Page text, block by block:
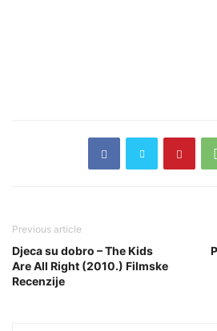
Previous article
Djeca su dobro – The Kids
Are All Right (2010.) Filmske
Recenzije